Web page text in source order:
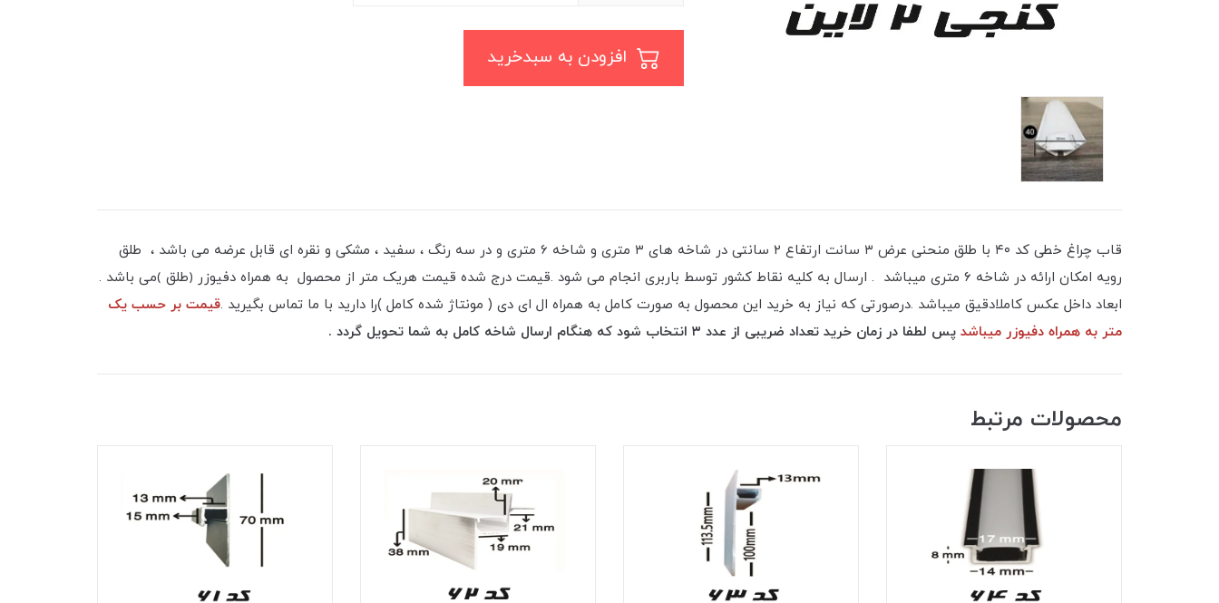
قاب چراغ خطی کد ۴۰ با طلق منحنی عرض ۳ سانت ارتفاع ۲ سانتی در شاخه های ۳ متری و شاخه 6 متری و در سه رنگ ، سفید ، مشکی و نقره ای قابل عرضه می باشد ، طلق
رویه امکان ارائه در شاخه ۶ متری میباشد . ارسال به کلیه نقاط کشور توسط باربری انجام می شود .قیمت درج شده قیمت هریک متر از محصول به همراه دفیوزر ﴿طلق ﴾می باشد .
ابعاد داخل عکس کاملادقیق میباشد .درصورتی که نیاز به خرید این محصول به صورت کامل به همراه ال ای دی ( مونتاژ شده کامل )را دارید با ما تماس بگیرید .قیمت بر حسب یک
متر به همراه دفیوزر میباشد پس لطفا در زمان خرید تعداد ضریبی از عدد ۳ انتخاب شود که هنگام ارسال شاخه کامل به شما تحویل گردد .
محصولات مرتبط